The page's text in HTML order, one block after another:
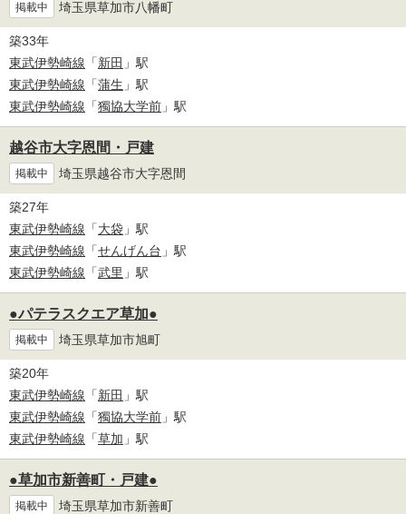
掲載中 埼玉県草加市八幡町
築33年
東武伊勢崎線 「新田 」駅
東武伊勢崎線 「蒲生 」駅
東武伊勢崎線 「獨協大学前 」駅
越谷市大字恩間・戸建
掲載中 埼玉県越谷市大字恩間
築27年
東武伊勢崎線 「大袋 」駅
東武伊勢崎線 「せんげん台 」駅
東武伊勢崎線 「武里 」駅
●パテラスクエア草加●
掲載中 埼玉県草加市旭町
築20年
東武伊勢崎線 「新田 」駅
東武伊勢崎線 「獨協大学前 」駅
東武伊勢崎線 「草加 」駅
●草加市新善町・戸建●
掲載中 埼玉県草加市新善町